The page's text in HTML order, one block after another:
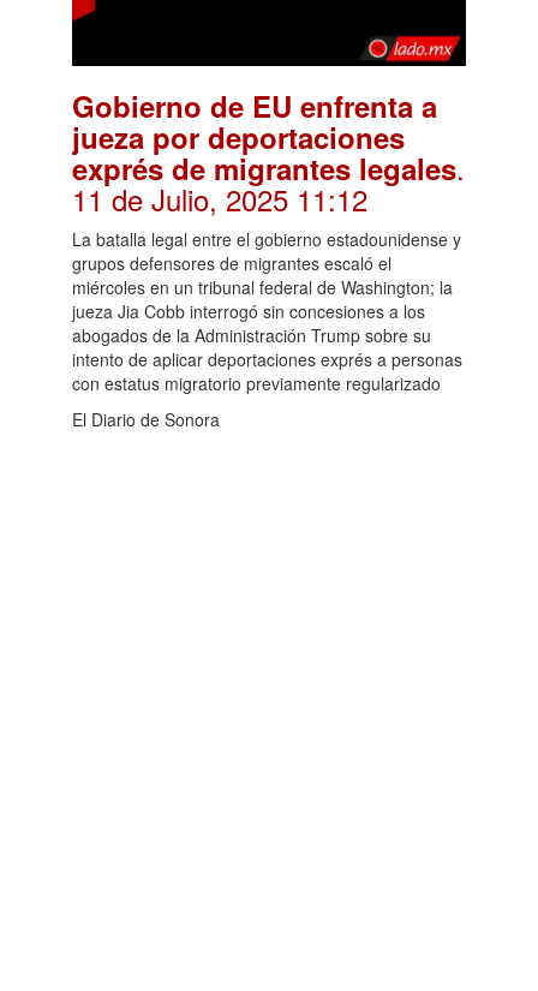
Gobierno de EU enfrenta a
jueza por deportaciones
exprés de migrantes legales.
11 de Julio, 2025 11:12
La batalla legal entre el gobierno estadounidense y
grupos defensores de migrantes escaló el
miércoles en un tribunal federal de Washington; la
jueza Jia Cobb interrogó sin concesiones a los
abogados de la Administración Trump sobre su
intento de aplicar deportaciones exprés a personas
con estatus migratorio previamente regularizado
El Diario de Sonora